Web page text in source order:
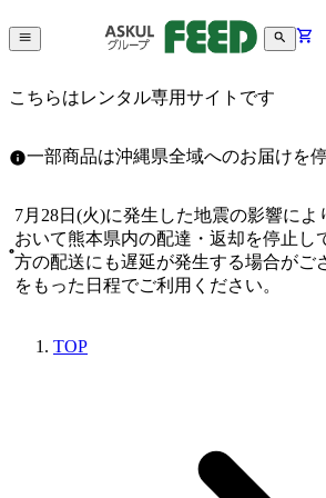
こちらはレンタル専用サイトです
一部商品は沖縄県全域へのお届けを
7月28日(火)に発生した地震の影響によ
おいて熊本県内の配達・返却を停止し
方の配送にも遅延が発生する場合がご
をもった日程でご利用ください。
TOP